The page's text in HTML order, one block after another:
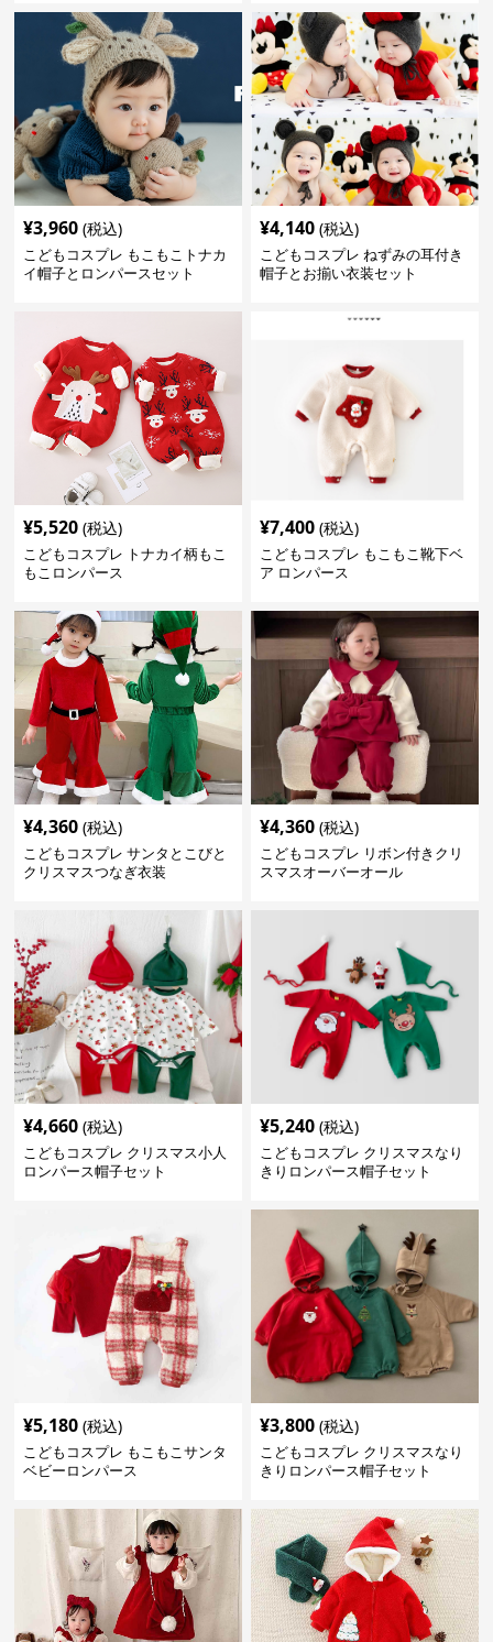
¥3,960 (税込)
こどもコスプレ もこもこトナカ
イ帽子とロンパースセット
¥4,140 (税込)
こどもコスプレ ねずみの耳付き
帽子とお揃い衣装セット
¥5,520 (税込)
こどもコスプレ トナカイ柄もこ
もこロンパース
¥7,400 (税込)
こどもコスプレ もこもこ靴下ベ
ア ロンパース
¥4,360 (税込)
こどもコスプレ サンタとこびと
クリスマスつなぎ衣装
¥4,360 (税込)
こどもコスプレ リボン付きクリ
スマスオーバーオール
¥4,660 (税込)
こどもコスプレ クリスマス小人
ロンパース帽子セット
¥5,240 (税込)
こどもコスプレ クリスマスなり
きりロンパース帽子セット
¥5,180 (税込)
こどもコスプレ もこもこサンタ
ベビーロンパース
¥3,800 (税込)
こどもコスプレ クリスマスなり
きりロンパース帽子セット